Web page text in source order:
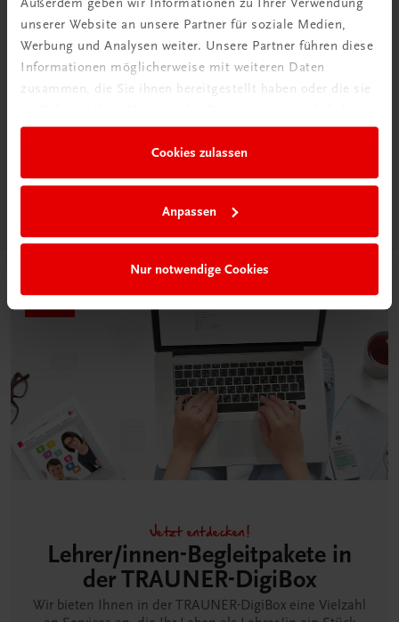
unserer Website an unsere Partner für soziale Medien,
Werbung und Analysen weiter. Unsere Partner führen diese
Informationen möglicherweise mit weiteren Daten
zusammen, die Sie ihnen bereitgestellt haben oder die sie
Cookies zulassen
Anpassen
Nur notwendige Cookies
Neu in der DigiBox
Klassenzimmer“
Mehr dazu
Jetzt entdecken!
Lehrer/innen-Begleitpakete in
der TRAUNER-DigiBox
Wir bieten Ihnen in der TRAUNER-DigiBox eine Vielzahl